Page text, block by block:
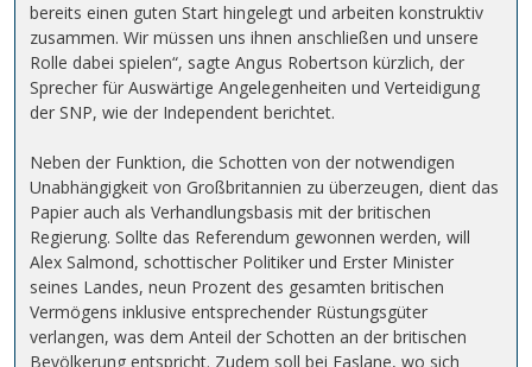
bereits einen guten Start hingelegt und arbeiten konstruktiv
zusammen. Wir müssen uns ihnen anschließen und unsere
Rolle dabei spielen“, sagte Angus Robertson kürzlich, der
Sprecher für Auswärtige Angelegenheiten und Verteidigung
der SNP, wie der Independent berichtet.
Neben der Funktion, die Schotten von der notwendigen
Unabhängigkeit von Großbritannien zu überzeugen, dient das
Papier auch als Verhandlungsbasis mit der britischen
Regierung. Sollte das Referendum gewonnen werden, will
Alex Salmond, schottischer Politiker und Erster Minister
seines Landes, neun Prozent des gesamten britischen
Vermögens inklusive entsprechender Rüstungsgüter
verlangen, was dem Anteil der Schotten an der britischen
Bevölkerung entspricht. Zudem soll bei Faslane, wo sich